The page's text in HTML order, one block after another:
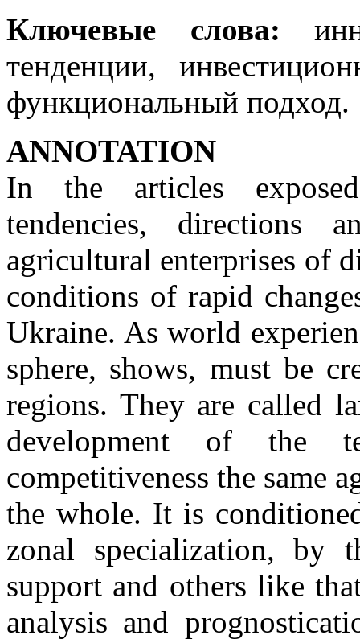
Ключевые слова:
тенденции,
функциональный подход.
ANNOTATION
In the articles
tendencies, directions
agricultural enterprises of
conditions of rapid
Ukraine. As world
sphere, shows, must be
regions. They are called
development of the
competitiveness the same
the whole. It is
zonal specialization, by
support and others like
analysis and